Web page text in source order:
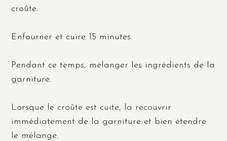
croûte.
Enfourner et cuire 15 minutes.
Pendant ce temps, mélanger les ingrédients de la
garniture.
Lorsque le croûte est cuite, la recouvrir
immédiatement de la garniture et bien étendre
le mélange.